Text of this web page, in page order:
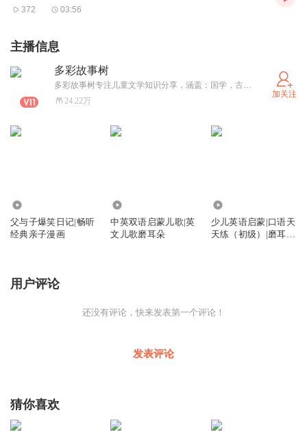
372 03:56
主播信息
多彩故事树
多彩故事树专注儿童文学知识分享，涵盖：国学，古诗，历史，故事等精彩内容，让我们一起进入知识的海洋，收获知识和快乐吧！
24.22万
加关注
父与子爆笑日记|畅听
经典亲子漫画
中英双语启蒙儿歌|英
文儿歌磨耳朵
少儿英语启蒙|口语天
天练（初级）|磨耳朵
用户评论
还没有评论，快来发表第一个评论！
发表评论
猜你喜欢